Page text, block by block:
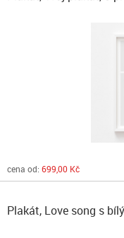
cena od: 699,00 Kč
Plakát, Love song s